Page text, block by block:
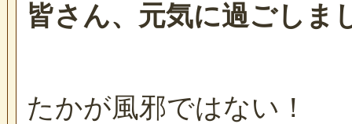
皆さん、元気に過ごしま
たかが風邪ではない！